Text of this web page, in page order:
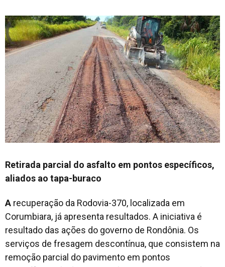
Retirada parcial do asfalto em pontos específicos,
aliados ao tapa-buraco
A recuperação da Rodovia-370, localizada em
Corumbiara, já apresenta resultados. A iniciativa é
resultado das ações do governo de Rondônia. Os
serviços de fresagem descontínua, que consistem na
remoção parcial do pavimento em pontos